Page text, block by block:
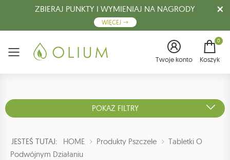
ZBIERAJ PUNKTY I WYMIENIAJ NA NAGRODY
WIĘCEJ
Menu Twoje konto
0
Koszyk
POKAŻ FILTRY
JESTEŚ TUTAJ: HOME Produkty Pszczele
Tabletki O
Podwójnym Działaniu